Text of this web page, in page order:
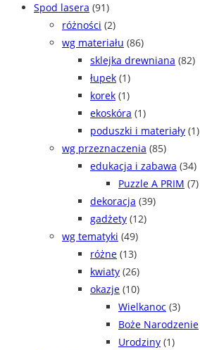
Spod lasera (91)
różności (2)
wg materiału (86)
sklejka drewniana (82)
łupek (1)
korek (1)
ekoskóra (1)
poduszki i materiały (1)
wg przeznaczenia (85)
edukacja i zabawa (34)
Puzzle A PRIM (7)
dekoracja (39)
gadżety (12)
wg tematyki (49)
różne (13)
kwiaty (26)
okazje (10)
Wielkanoc (3)
Boże Narodzenie
Urodziny (1)